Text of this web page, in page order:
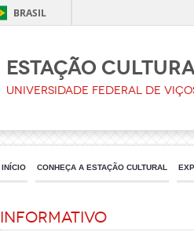
BRASIL
Estação
Universidade Federal de
INÍCIO CONHEÇA A ESTAÇÃO CULTURAL
Informativo